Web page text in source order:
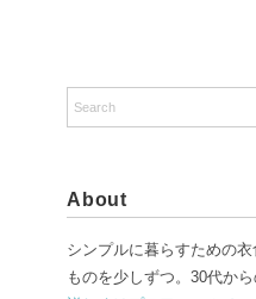
About
シンプルに暮らすための
ものを少しずつ。30代か